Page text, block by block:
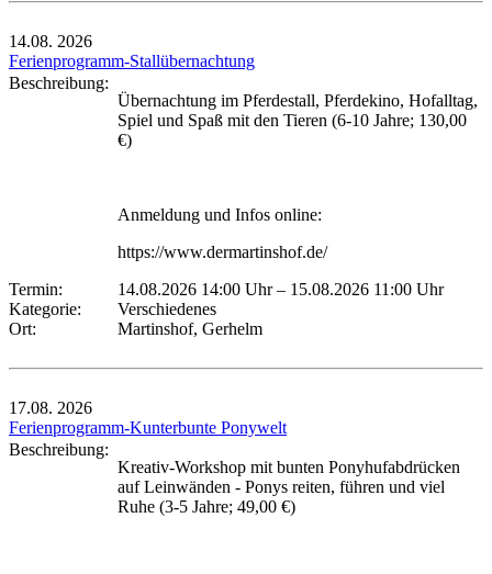
14.08. 2026
Ferienprogramm-Stallübernachtung
Beschreibung:
Übernachtung im Pferdestall, Pferdekino, Hofalltag,
Spiel und Spaß mit den Tieren (6-10 Jahre; 130,00
€)
Anmeldung und Infos online:
https://www.dermartinshof.de/
Termin:
14.08.2026 14:00 Uhr– 15.08.2026 11:00 Uhr
Kategorie:
Verschiedenes
Ort:
Martinshof, Gerhelm
17.08. 2026
Ferienprogramm-Kunterbunte Ponywelt
Beschreibung:
Kreativ-Workshop mit bunten Ponyhufabdrücken
auf Leinwänden - Ponys reiten, führen und viel
Ruhe (3-5 Jahre; 49,00 €)